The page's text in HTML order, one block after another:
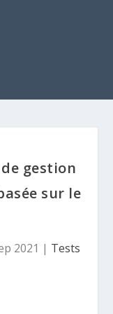
gestion
sur le
2021 | Tests